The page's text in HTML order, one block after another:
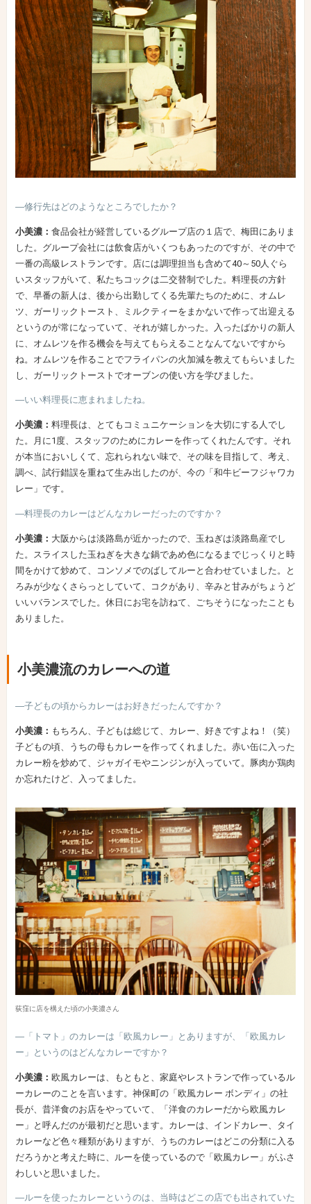
―修行先はどのようなところでしたか？
小美濃： 食品会社が経営しているグループ店の１店で、梅田にありま
した。グループ会社には飲食店がいくつもあったのですが、その中で
一番の高級レストランです。店には調理担当も含めて40～50人ぐら
いスタッフがいて、私たちコックは二交替制でした。料理長の方針
で、早番の新人は、後から出勤してくる先輩たちのために、オムレ
ツ、ガーリックトースト、ミルクティーをまかないで作って出迎える
というのが常になっていて、それが嬉しかった。入ったばかりの新人
に、オムレツを作る機会を与えてもらえることなんてないですから
ね。オムレツを作ることでフライパンの火加減を教えてもらいました
し、ガーリックトーストでオーブンの使い方を学びました。
―いい料理長に恵まれましたね。
小美濃： 料理長は、とてもコミュニケーションを大切にする人でし
た。月に1度、スタッフのためにカレーを作ってくれたんです。それ
が本当においしくて、忘れられない味で、その味を目指して、考え、
調べ、試行錯誤を重ねて生み出したのが、今の「和牛ビーフジャワカ
レー」です。
―料理長のカレーはどんなカレーだったのですか？
小美濃： 大阪からは淡路島が近かったので、玉ねぎは淡路島産でし
た。スライスした玉ねぎを大きな鍋であめ色になるまでじっくりと時
間をかけて炒めて、コンソメでのばしてルーと合わせていました。と
ろみが少なくさらっとしていて、コクがあり、辛みと甘みがちょうど
いいバランスでした。休日にお宅を訪ねて、ごちそうになったことも
ありました。
小美濃流のカレーへの道
―子どもの頃からカレーはお好きだったんですか？
小美濃： もちろん、子どもは総じて、カレー、好きですよね！（笑）
子どもの頃、うちの母もカレーを作ってくれました。赤い缶に入った
カレー粉を炒めて、ジャガイモやニンジンが入っていて。豚肉か鶏肉
か忘れたけど、入ってました。
荻窪に店を構えた頃の小美濃さん
―「トマト」のカレーは「欧風カレー」とありますが、「欧風カレ
ー」というのはどんなカレーですか？
小美濃： 欧風カレーは、もともと、家庭やレストランで作っているル
ーカレーのことを言います。神保町の「欧風カレー ボンディ」の社
長が、昔洋食のお店をやっていて、「洋食のカレーだから欧風カレ
ー」と呼んだのが最初だと思います。カレーは、インドカレー、タイ
カレーなど色々種類がありますが、うちのカレーはどこの分類に入る
だろうかと考えた時に、ルーを使っているので「欧風カレー」がふさ
わしいと思いました。
―ルーを使ったカレーというのは、当時はどこの店でも出されていた